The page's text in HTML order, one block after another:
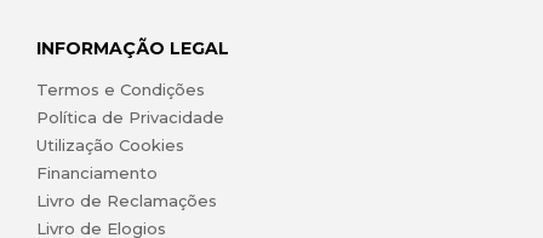
INFORMAÇÃO LEGAL
Termos e Condições
Política de Privacidade
Utilização Cookies
Financiamento
Livro de Reclamações
Livro de Elogios